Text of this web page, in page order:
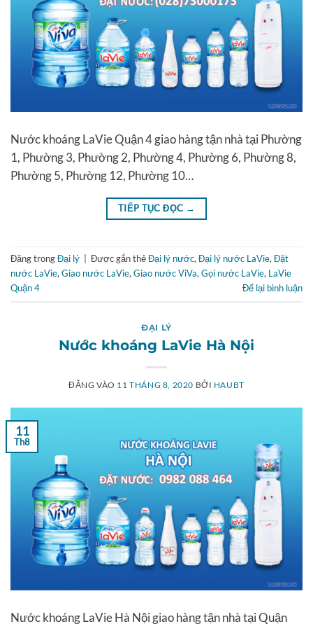
Nước khoáng LaVie Quận 4 giao hàng tận nhà tại Phường
1, Phường 3, Phường 2, Phường 4, Phường 6, Phường 8,
Phường 5, Phường 12, Phường 10…
TIẾP TỤC ĐỌC →
Đăng trongĐại lý Được gắn thẻĐại lý nước,Đại lý nước LaVie,Đặt
nước LaVie,Giao nước LaVie,Giao nước ViVa,Gọi nước LaVie, LaVie
Quận 4
Để lại bình luận
ĐẠI LÝ
Nước khoáng LaVie Hà Nội
ĐĂNG VÀO 11 THÁNG 8, 2020 BỞI HAUBT
11
Th8
Nước khoáng LaVie Hà Nội giao hàng tận nhà tại Quận